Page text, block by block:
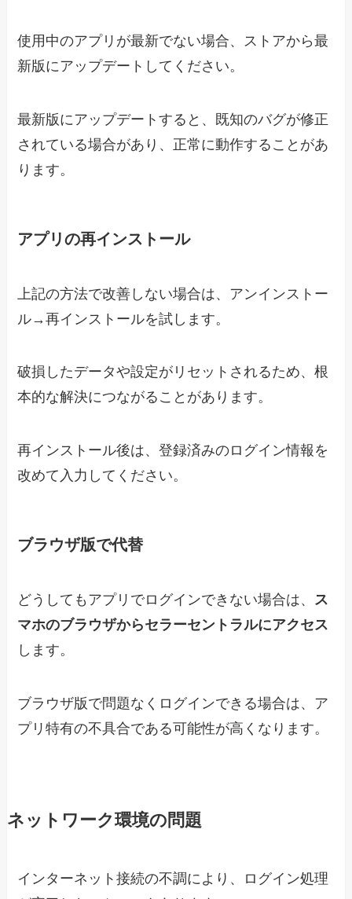
使用中のアプリが最新でない場合、ストアから最
新版にアップデートしてください。
最新版にアップデートすると、既知のバグが修正
されている場合があり、正常に動作することがあ
ります。
アプリの再インストール
上記の方法で改善しない場合は、アンインストー
ル→再インストールを試します。
破損したデータや設定がリセットされるため、根
本的な解決につながることがあります。
再インストール後は、登録済みのログイン情報を
改めて入力してください。
ブラウザ版で代替
どうしてもアプリでログインできない場合は、 ス
マホのブラウザからセラーセントラルにアクセス
します。
ブラウザ版で問題なくログインできる場合は、ア
プリ特有の不具合である可能性が高くなります。
ネットワーク環境の問題
インターネット接続の不調により、ログイン処理